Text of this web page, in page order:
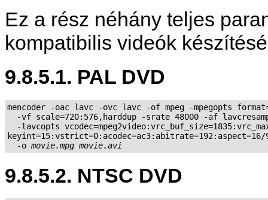
Ez a rész néhány teljes
kompatibilis videók
9.8.5.1. PAL DVD
mencoder -oac lavc -ovc lavc -of mpeg -mpegopts
-vf scale=720:576,harddup -srate 48000 -af
-lavcopts
  -o
movie.mpg movie.avi
9.8.5.2. NTSC DVD